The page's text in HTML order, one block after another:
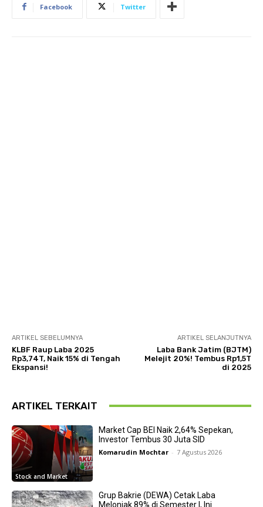
Facebook Twitter
ARTIKEL SEBELUMNYA
KLBF Raup Laba 2025
Rp3,74T, Naik 15% di Tengah
Ekspansi!
ARTIKEL SELANJUTNYA
Laba Bank Jatim (BJTM)
Melejit 20%! Tembus Rp1,5T
di 2025
ARTIKEL TERKAIT
Stock and Market
Market Cap BEI Naik 2,64% Sepekan,
Investor Tembus 30 Juta SID
Komarudin Mochtar - 7 Agustus 2026
Grup Bakrie (DEWA) Cetak Laba
Melonjak 89% di Semester I, Ini